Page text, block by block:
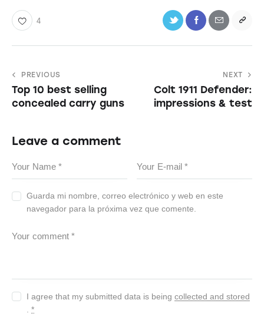
4
PREVIOUS
Top 10 best selling
concealed carry guns
NEXT
Colt 1911 Defender:
impressions & test
Leave a comment
Guarda mi nombre, correo electrónico y web en este
navegador para la próxima vez que comente.
I agree that my submitted data is beingcollected and stored
.*